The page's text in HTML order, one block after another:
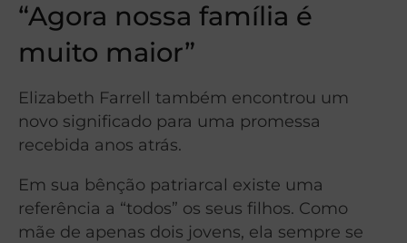
“Agora nossa família é
muito maior”
Elizabeth Farrell também encontrou um
novo significado para uma promessa
recebida anos atrás.
Em sua bênção patriarcal existe uma
referência a “todos” os seus filhos. Como
mãe de apenas dois jovens, ela sempre se